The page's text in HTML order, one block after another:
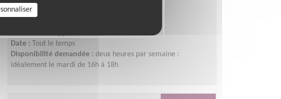
Lieu :AMIENS (80000)
Date :
Tout le temps
Disponibilité demandée : deux heures par semaine :
idéalement le mardi de 16h à 18h